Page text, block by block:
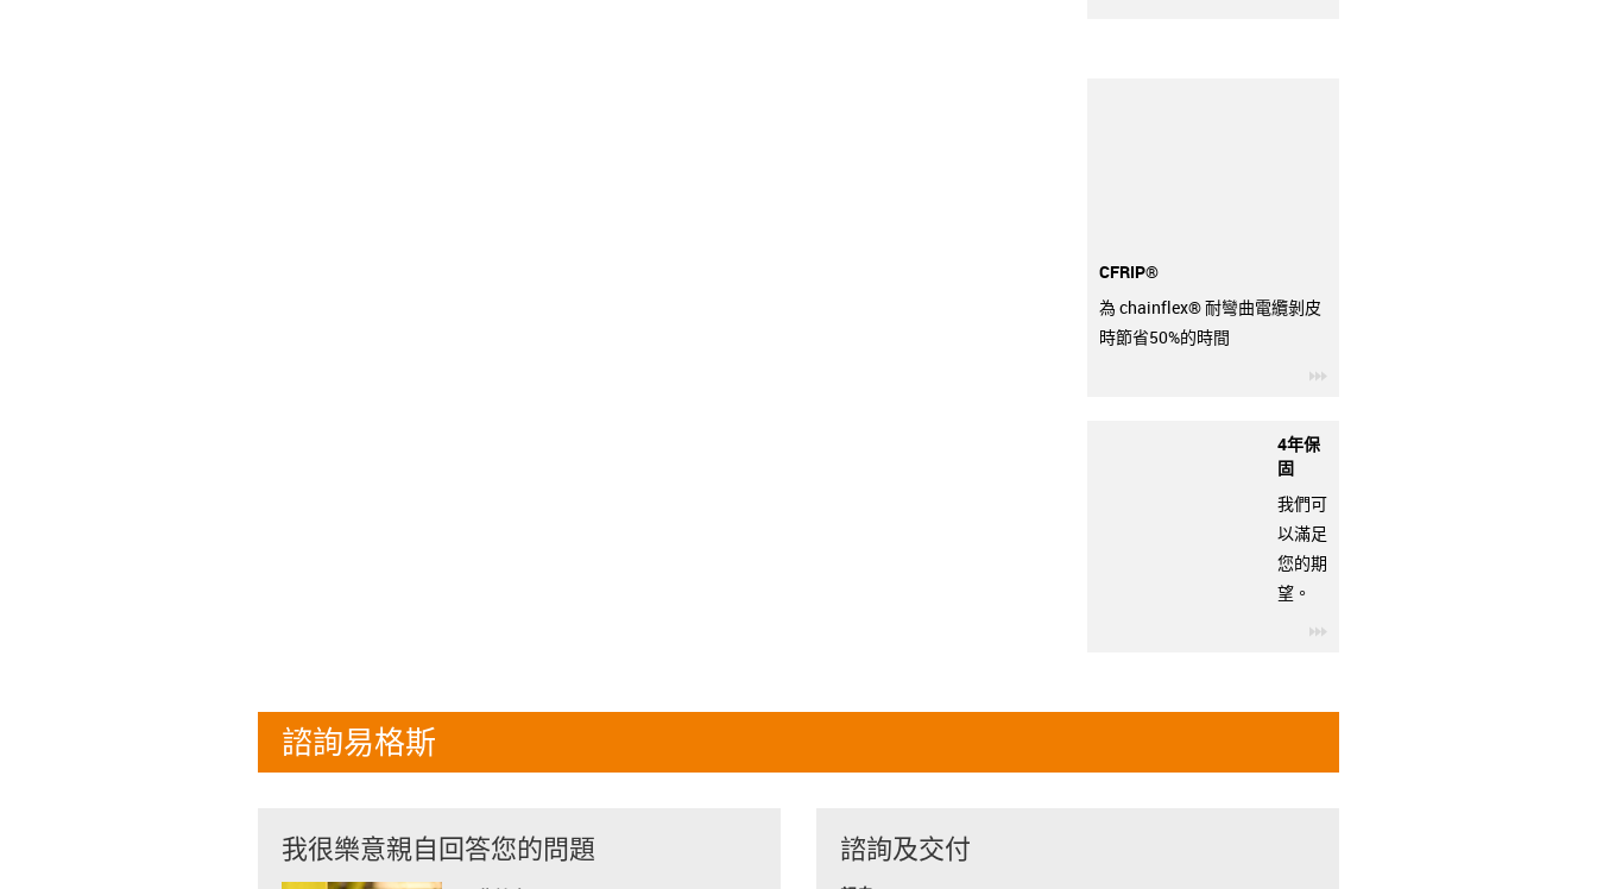
CFRIP®
為 chainflex® 耐彎曲電纜剝皮
時節省50%的時間
4年保
固
我們可
以滿足
您的期
望。
諮詢易格斯
我很樂意親自回答您的問題 諮詢及交付